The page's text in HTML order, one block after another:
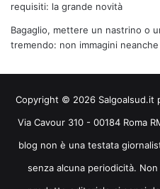
requisiti: la grande novità
Bagaglio, mettere un nastrino o
tremendo: non immagini
Copyright © 2026 Salgoalsud.it
Via Cavour 310 - 00184 Roma
blog non è una testata
senza alcuna periodicità.